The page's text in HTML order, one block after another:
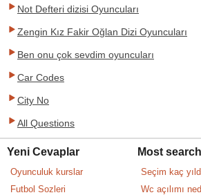
Not Defteri dizisi Oyuncuları
Zengin Kız Fakir Oğlan Dizi Oyuncuları
Ben onu çok sevdim oyuncuları
Car Codes
City No
All Questions
Yeni Cevaplar
Oyunculuk kurslar
Futbol Sozleri
Most
Seçim kaç
Wc açılımı